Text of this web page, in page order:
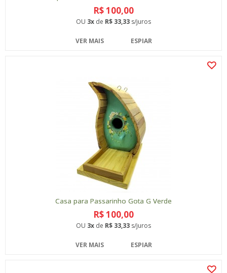
R$ 100,00
OU 3x de R$ 33,33 s/juros
VER MAIS ESPIAR
Casa para Passarinho Gota G Verde
R$ 100,00
OU 3x de R$ 33,33 s/juros
VER MAIS ESPIAR